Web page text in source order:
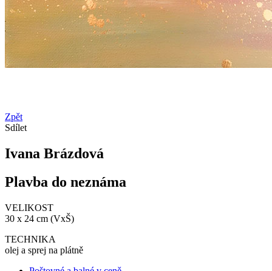
Zpět
Sdílet
Ivana Brázdová
Plavba do neznáma
VELIKOST
30 x 24 cm (VxŠ)
TECHNIKA
olej a sprej na plátně